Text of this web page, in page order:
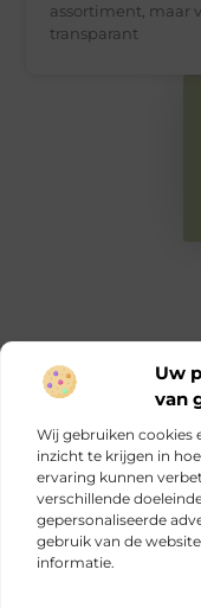
Uw
van
Wij gebruiken cookies
inzicht te krijgen in
ervaring kunnen
verschillende
gepersonaliseerde
gebruik van de
informatie.
assortiment, maar
transparant
Main Links
Ontdek elke dag